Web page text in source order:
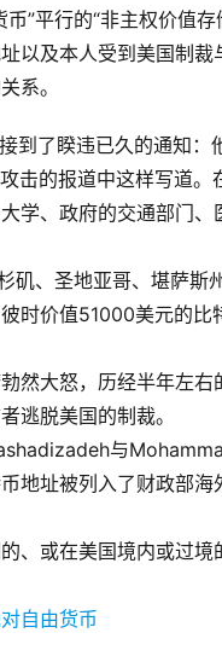
”平行的“非主权价值
以及本人受到美国制
系。
到了睽违已久的通知：
击的报道中这样写道
学、政府的交通部门
矶、圣地亚哥、堪萨
时价值51000美元的
然大怒，历经半年左
逃脱美国的制裁。
与
地址被列入了财政部
、或在美国境内或过